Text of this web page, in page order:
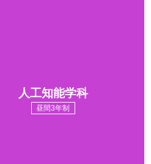
人工知能学科
昼間3年制